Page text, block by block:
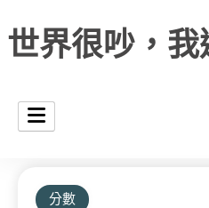
世界很吵，
分數